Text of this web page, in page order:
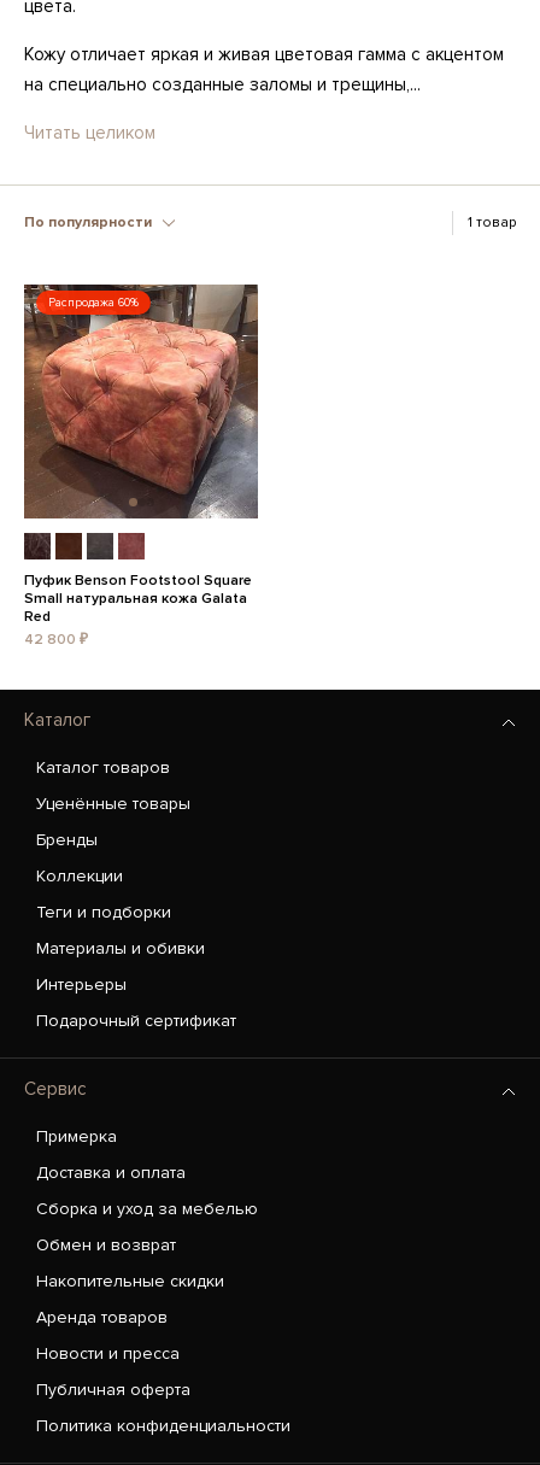
цвета.
Кожу отличает яркая и живая цветовая гамма с акцентом
на специально созданные заломы и трещины,...
Читать целиком
По популярности 1 товар
Распродажа 60%
Пуфик Benson Footstool Square
Small натуральная кожа Galata
Red
42 800 ₽
Каталог
Каталог товаров
Уценённые товары
Бренды
Коллекции
Теги и подборки
Материалы и обивки
Интерьеры
Подарочный сертификат
Сервис
Примерка
Доставка и оплата
Сборка и уход за мебелью
Обмен и возврат
Накопительные скидки
Аренда товаров
Новости и пресса
Публичная оферта
Политика конфиденциальности